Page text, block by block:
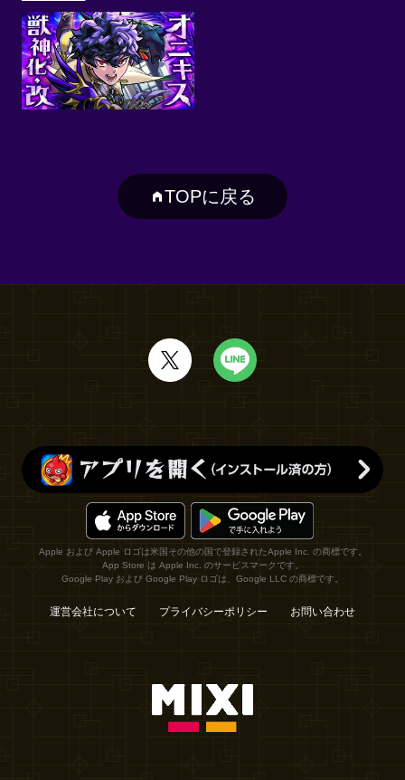
TOPに戻る
Apple および Apple ロゴは米国その他の国で登録されたApple Inc. の商標です。
App Store は Apple Inc. のサービスマークです。
Google Play および Google Play ロゴは、Google LLC の商標です。
運営会社について プライバシーポリシー お問い合わせ